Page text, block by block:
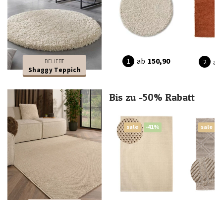
BELIEBT
Shaggy Teppich
ab 150,90 ab
Bis zu -50% Rabatt
sale -41% sale